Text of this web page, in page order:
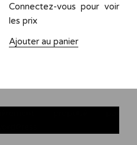
Connectez-vous pour voir
les prix
Ajouter au panier